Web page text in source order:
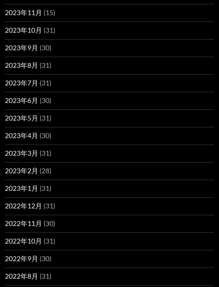
2023年11月 (15)
2023年10月 (31)
2023年9月 (30)
2023年8月 (31)
2023年7月 (31)
2023年6月 (30)
2023年5月 (31)
2023年4月 (30)
2023年3月 (31)
2023年2月 (28)
2023年1月 (31)
2022年12月 (31)
2022年11月 (30)
2022年10月 (31)
2022年9月 (30)
2022年8月 (31)